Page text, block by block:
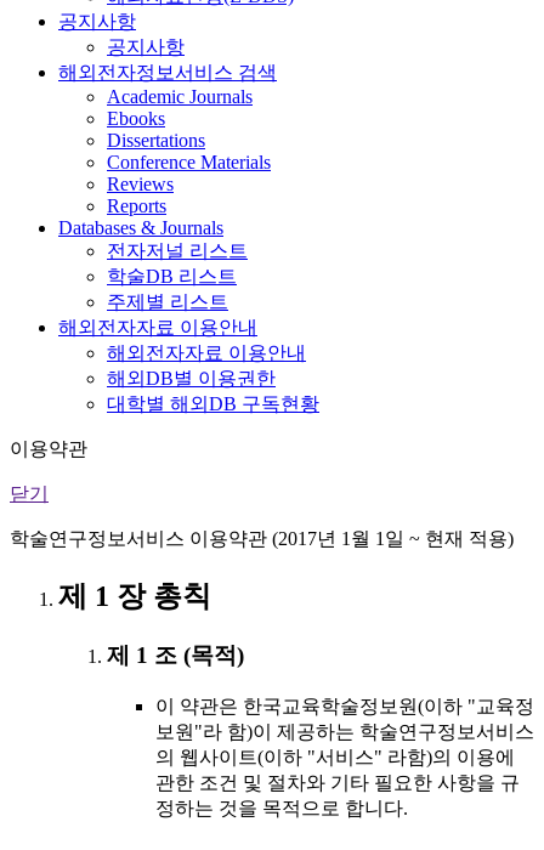
공지사항
공지사항
해외전자정보서비스 검색
Academic Journals
Ebooks
Dissertations
Conference Materials
Reviews
Reports
Databases & Journals
전자저널 리스트
학술DB 리스트
주제별 리스트
해외전자자료 이용안내
해외전자자료 이용안내
해외DB별 이용권한
대학별 해외DB 구독현황
이용약관
닫기
학술연구정보서비스 이용약관 (2017년 1월 1일 ~ 현재 적용)
제 1 장 총칙
제 1 조 (목적)
이 약관은 한국교육학술정보원(이하 "교육정
보원"라 함)이 제공하는 학술연구정보서비스
의 웹사이트(이하 "서비스" 라함)의 이용에
관한 조건 및 절차와 기타 필요한 사항을 규
정하는 것을 목적으로 합니다.